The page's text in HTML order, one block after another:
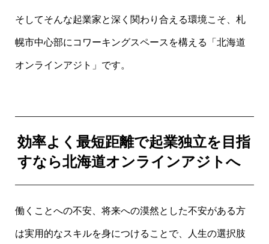
そしてそんな起業家と深く関わり合える環境こそ、札
幌市中心部にコワーキングスペースを構える「北海道
オンラインアジト」です。
効率よく最短距離で起業独立を目指
すなら北海道オンラインアジトへ
働くことへの不安、将来への漠然とした不安がある方
は実用的なスキルを身につけることで、人生の選択肢